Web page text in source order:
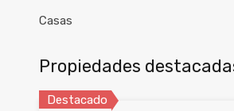
Casas
Propiedades
Destacado